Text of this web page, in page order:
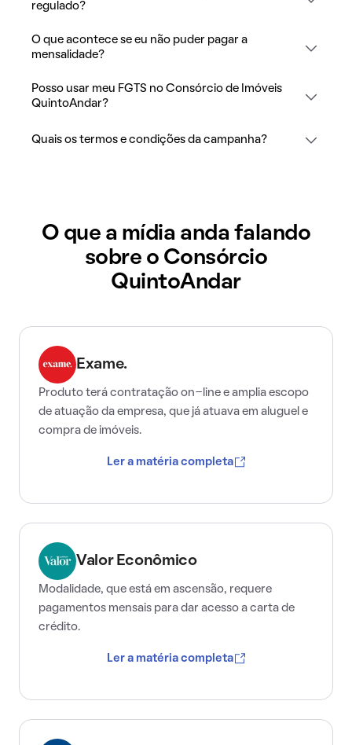
regulado?
O que acontece se eu não puder pagar a
mensalidade?
Posso usar meu FGTS no Consórcio de Imóveis
QuintoAndar?
Quais os termos e condições da campanha?
O que a mídia anda falando
sobre o Consórcio
QuintoAndar
Exame.
Produto terá contratação on-line e amplia escopo
de atuação da empresa, que já atuava em aluguel e
compra de imóveis.
Ler a matéria completa
Valor Econômico
Modalidade, que está em ascensão, requere
pagamentos mensais para dar acesso a carta de
crédito.
Ler a matéria completa